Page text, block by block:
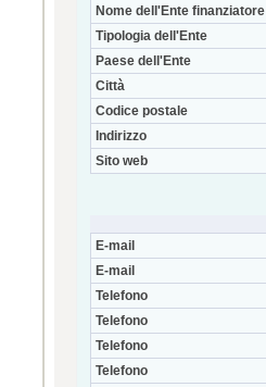
Nome dell'Ente finanziatore
Tipologia dell'Ente
Paese dell'Ente
Città
Codice postale
Indirizzo
Sito web
E-mail
E-mail
Telefono
Telefono
Telefono
Telefono